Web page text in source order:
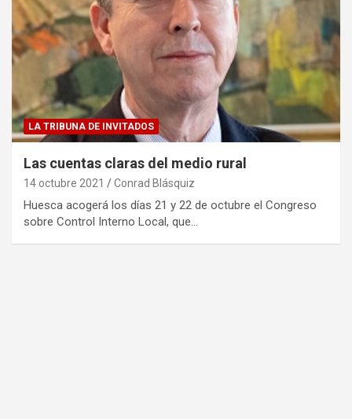
LA TRIBUNA DE INVITADOS
Las cuentas claras del medio rural
14 octubre 2021 Conrad Blásquiz
Huesca acogerá los días 21 y 22 de octubre el Congreso
sobre Control Interno Local, que…